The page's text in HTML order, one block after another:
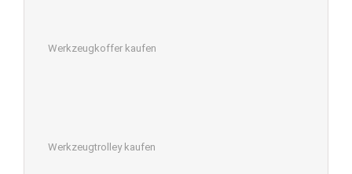
Werkzeugkoffer kaufen
Werkzeugtrolley kaufen